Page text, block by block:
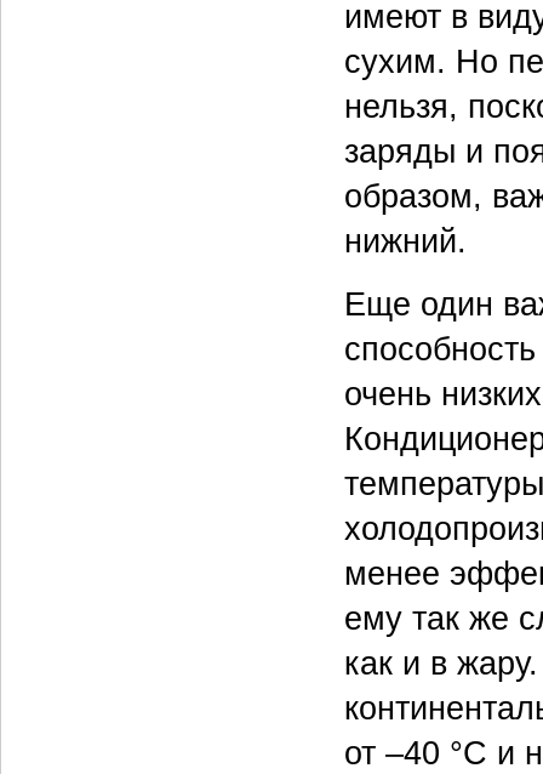
имеют в
сухим. Но
нельзя,
заряды и
образом,
нижний.
Еще один
очень
менее
ему так же
как и в
от –40 °C и